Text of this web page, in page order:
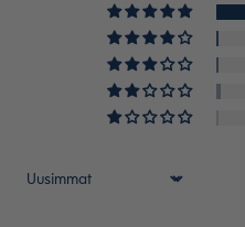
Sort by